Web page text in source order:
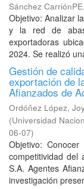
Sánchez CarriónPE,
Objetivo: Analizar
y la red de
exportadoras
2024. Se realizó
Gestión de
exportación de
Afianzados de
Ordóñez López,
(Universidad
06-07)
Objetivo:
competitividad del
S.A. Agentes
investigación